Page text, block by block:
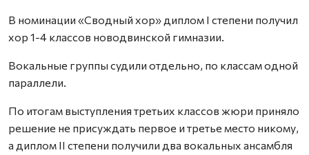
В номинации «Сводный хор» диплом I степени получил
хор 1-4 классов новодвинской гимназии.
Вокальные группы судили отдельно, по классам одной
параллели.
По итогам выступления третьих классов жюри приняло
решение не присуждать первое и третье место никому,
а диплом II степени получили два вокальных ансамбля